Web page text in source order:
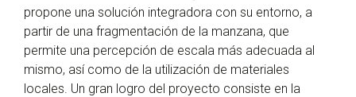
propone una solución integradora con su entorno, a
partir de una fragmentación de la manzana, que
permite una percepción de escala más adecuada al
mismo, así como de la utilización de materiales
locales. Un gran logro del proyecto consiste en la